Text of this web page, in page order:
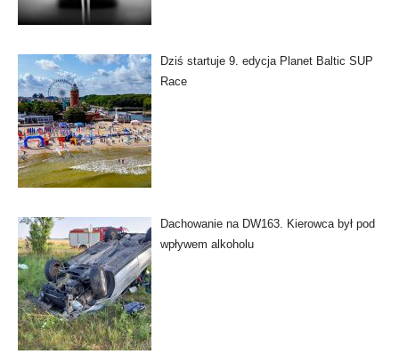
Dziś startuje 9. edycja Planet Baltic SUP
Race
Dachowanie na DW163. Kierowca był pod
wpływem alkoholu